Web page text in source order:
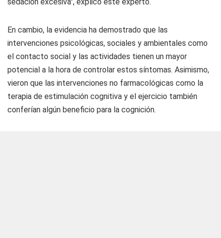
En cambio, la evidencia ha demostrado que las
intervenciones psicológicas, sociales y ambientales como
el contacto social y las actividades tienen un mayor
potencial a la hora de controlar estos síntomas. Asimismo,
vieron que las intervenciones no farmacológicas como la
terapia de estimulación cognitiva y el ejercicio también
conferían algún beneficio para la cognición.